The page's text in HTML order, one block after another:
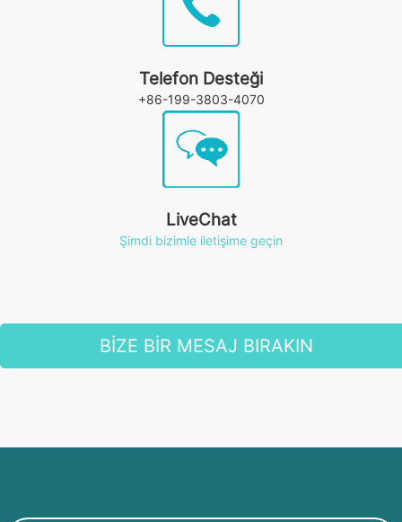
Telefon Desteği
+86-199-3803-4070
LiveChat
Şimdi bizimle iletişime geçin
BİZE BİR MESAJ BIRAKIN